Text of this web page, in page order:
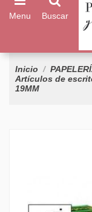
Menu Buscar
Inicio
Artículos de
19MM